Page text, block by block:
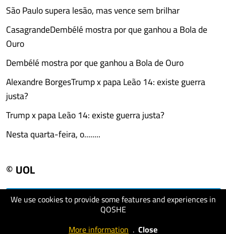
We use cookies to provide some features and experiences in
QOSHE
More information . Close
São Paulo supera lesão, mas vence sem brilhar
CasagrandeDembélé mostra por que ganhou a Bola de
Ouro
Dembélé mostra por que ganhou a Bola de Ouro
Alexandre BorgesTrump x papa Leão 14: existe guerra
justa?
Trump x papa Leão 14: existe guerra justa?
Nesta quarta-feira, o........
© UOL
visit website